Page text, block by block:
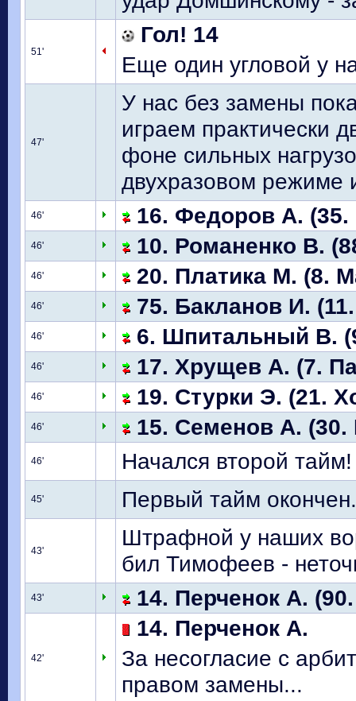
51'
Гол! 14
Еще один угловой у
47'
У нас без замены
играем практически
фоне сильных
двухразовом режиме
46' 16. Федоров А. (35.
46' 10. Романенко В.
46' 20. Платика М. (8.
46' 75. Бакланов И.
46' 6. Шпитальный В.
46' 17. Хрущев А. (7.
46' 19. Стурки Э. (21.
46' 15. Семенов А. (30.
46' Начался второй тайм!
45' Первый тайм окончен.
43'
Штрафной у наших
бил Тимофеев -
43' 14. Перченок А.
42'
14. Перченок А.
За несогласие с
правом замены...